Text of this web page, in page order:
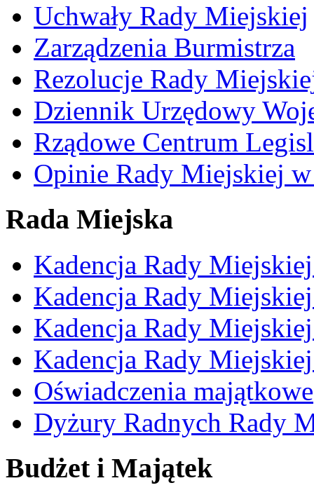
Uchwały Rady Miejskiej
Zarządzenia Burmistrza
Rezolucje Rady
Dziennik Urzędowy
Rządowe Centrum
Opinie Rady Miejskiej w
Rada Miejska
Kadencja Rady
Kadencja Rady
Kadencja Rady
Kadencja Rady
Oświadczenia majątkowe
Dyżury Radnych Rady
Budżet i Majątek